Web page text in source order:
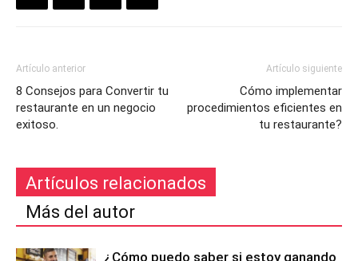
Artículo anterior
8 Consejos para Convertir tu
restaurante en un negocio
exitoso.
Artículo siguiente
Cómo implementar
procedimientos eficientes en
tu restaurante?
Artículos relacionados
Más del autor
¿Cómo puedo saber si estoy ganando